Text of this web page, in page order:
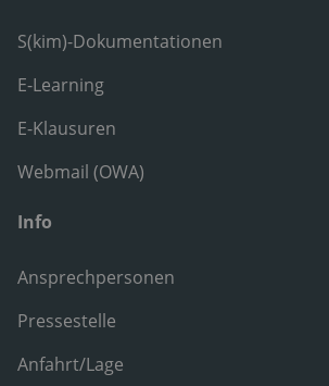
S(kim)-Dokumentationen
E-Learning
E-Klausuren
Webmail (OWA)
Info
Ansprechpersonen
Pressestelle
Anfahrt/Lage